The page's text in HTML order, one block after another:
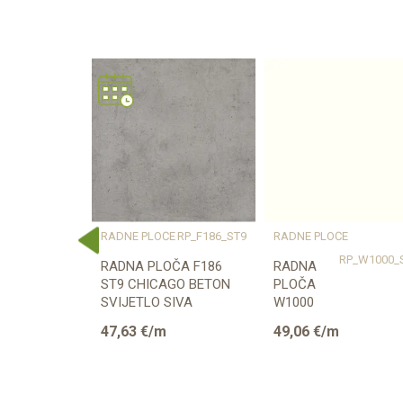
Debljina/Visina (mm)
Vrsta materijala
Dužina (mm)
Širina (mm)
Naziv proizvođača
RADNE PLOČE RP_F186_ST9
RADNA PLOČA F186
ST9 CHICAGO BETON
SVIJETLO SIVA
47,63 €/m
RADNE PLOČE
RADNA
PLOČA
W1000
PREMIUM
49,06 €/m